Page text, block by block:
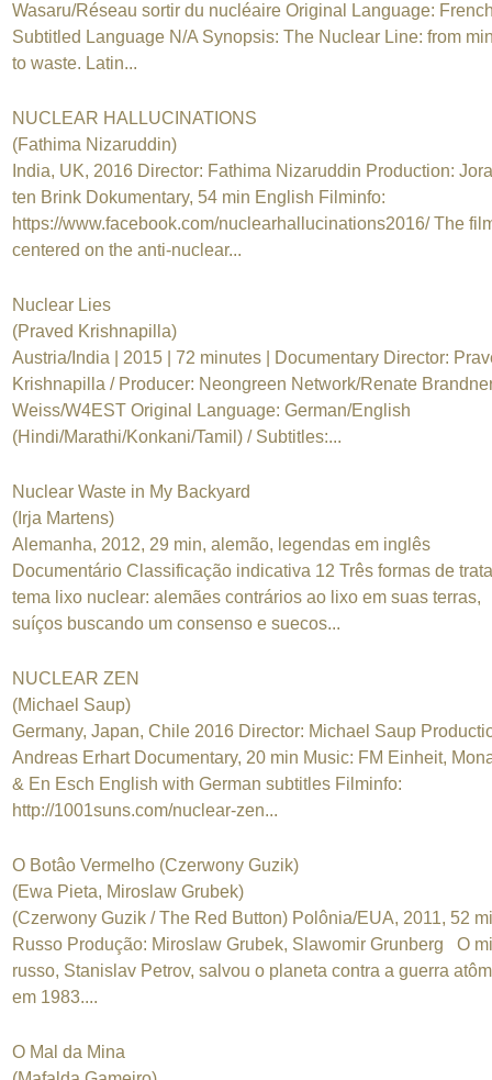
Wasaru/Réseau sortir du nucléaire Original Language:
Subtitled Language N/A Synopsis: The Nuclear Line: from
to waste. Latin...
NUCLEAR HALLUCINATIONS
(Fathima Nizaruddin)
India, UK, 2016 Director: Fathima Nizaruddin Production:
ten Brink Dokumentary, 54 min English Filminfo:
https://www.facebook.com/nuclearhallucinations2016/ The
centered on the anti-nuclear...
Nuclear Lies
(Praved Krishnapilla)
Austria/India | 2015 | 72 minutes | Documentary Director:
Krishnapilla / Producer: Neongreen Network/Renate
Weiss/W4EST Original Language: German/English
(Hindi/Marathi/Konkani/Tamil) / Subtitles:...
Nuclear Waste in My Backyard
(Irja Martens)
Alemanha, 2012, 29 min, alemão, legendas em inglês
Documentário Classificação indicativa 12 Três formas de
tema lixo nuclear: alemães contrários ao lixo em suas terras,
suíços buscando um consenso e suecos...
NUCLEAR ZEN
(Michael Saup)
Germany, Japan, Chile 2016 Director: Michael Saup
Andreas Erhart Documentary, 20 min Music: FM Einheit,
& En Esch English with German subtitles Filminfo:
http://1001suns.com/nuclear-zen...
O Botâo Vermelho (Czerwony Guzik)
(Ewa Pieta, Miroslaw Grubek)
(Czerwony Guzik / The Red Button) Polônia/EUA, 2011, 52
Russo Produção: Miroslaw Grubek, Slawomir Grunberg O
russo, Stanislav Petrov, salvou o planeta contra a guerra
em 1983....
O Mal da Mina